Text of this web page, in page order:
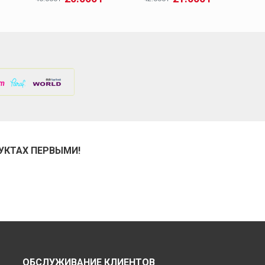
ПЕРВЫМИ!
ОБСЛУЖИВАНИЕ КЛИЕНТОВ